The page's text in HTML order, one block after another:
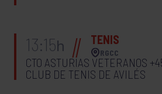
13:15h TENIS
RGCC
CTO ASTURIAS VETERANOS
CLUB DE TENIS DE AVILÉS